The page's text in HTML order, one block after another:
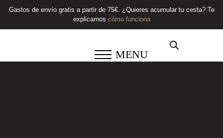
Gastos de envío gratis a partir de 75€. ¿Quieres acumular tu cesta? Te
explicamos cómo funciona
MENU